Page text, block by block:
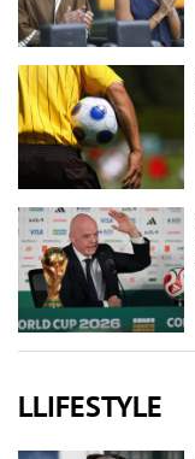
LLIFESTYLE